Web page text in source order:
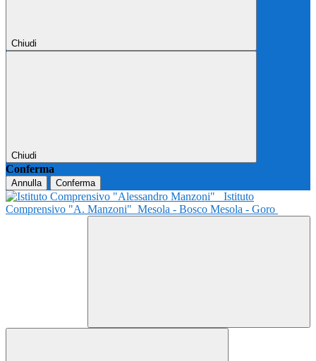
Chiudi
Chiudi
Conferma
Annulla Conferma
Istituto
Comprensivo "A. Manzoni" Mesola - Bosco Mesola - Goro